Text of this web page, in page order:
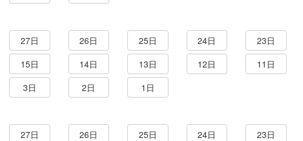
27日 26日 25日 24日 23日
15日 14日 13日 12日 11日
3日 2日 1日
27日 26日 25日 24日 23日